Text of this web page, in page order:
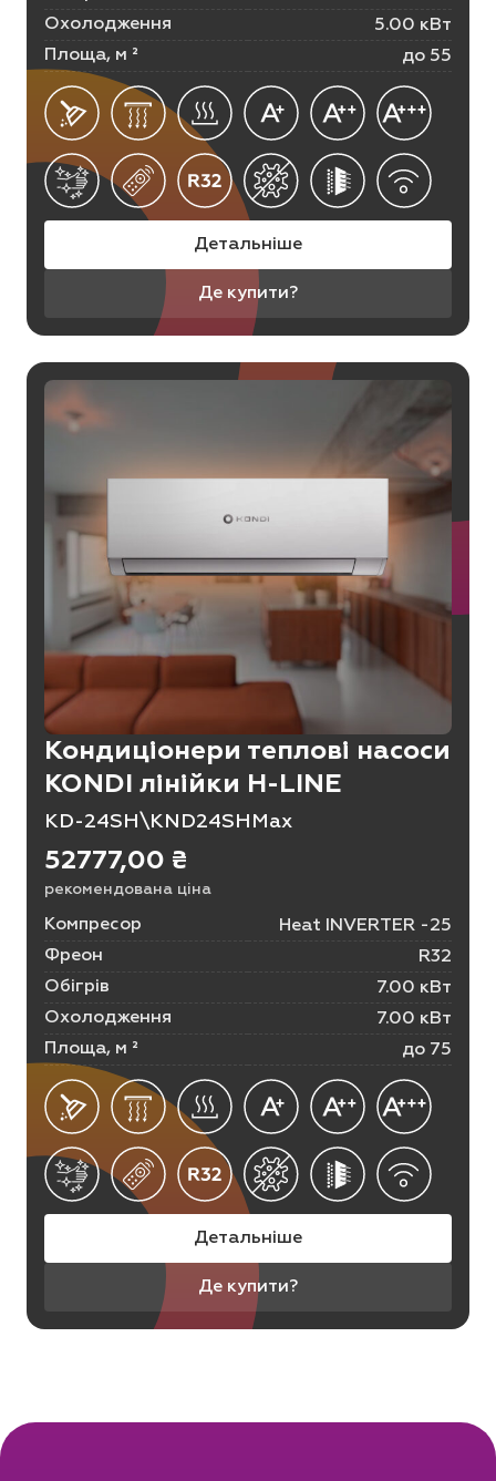
Охолодження
5.00 кВт
Площа, м ²
до 55
Детальніше
Де купити?
Кондиціонери теплові насоси
KONDI лінійки H-LINE
KD-24SH\KND24SHMax
52777,00 ₴
рекомендована ціна
Компресор
Heat INVERTER -25
Фреон
R32
Обігрів
7.00 кВт
Охолодження
7.00 кВт
Площа, м ²
до 75
Детальніше
Де купити?